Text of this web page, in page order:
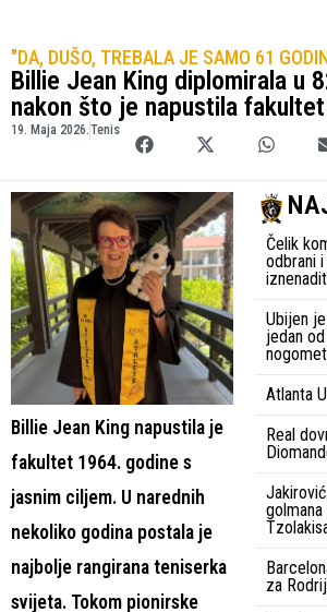
"DA, DUŠO, TREBALA JE SAMO 61
Billie Jean King diplomirala u
nakon što je napustila
19. Maja 2026.Tenis
Billie Jean King napustila je
fakultet 1964. godine s
jasnim ciljem. U narednih
nekoliko godina postala je
najbolje rangirana teniserka
svijeta. Tokom pionirske
Čelik
odbrani
Ubijen
jedan
Atlanta
Real
za